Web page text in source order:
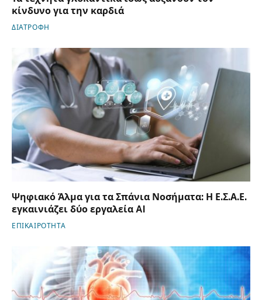
κίνδυνο για την καρδιά
ΔΙΑΤΡΟΦΗ
Ψηφιακό Άλμα για τα Σπάνια Νοσήματα: Η Ε.Σ.Α.Ε.
εγκαινιάζει δύο εργαλεία AI
ΕΠΙΚΑΙΡΟΤΗΤΑ